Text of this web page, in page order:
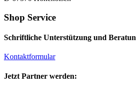
Shop Service
Schriftliche Unterstützung und
Kontaktformular
Jetzt Partner werden: